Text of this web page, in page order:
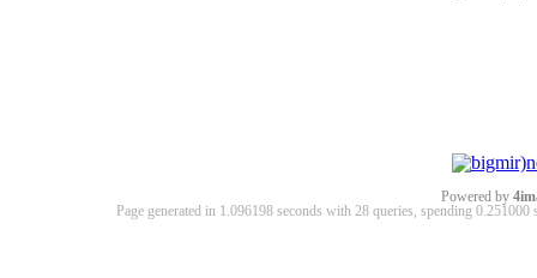
Powered by
Page generated in 1.096198 seconds with 28 queries, spending